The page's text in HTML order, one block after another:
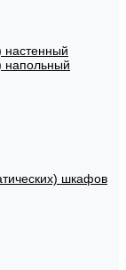
настенный
напольный
шкафов